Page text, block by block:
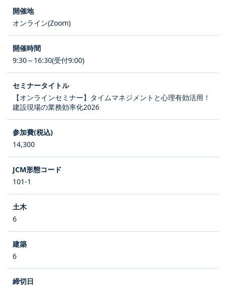
オンライン(Zoom)
9:30～16:30(受付9:00)
【オンラインセミナー】タイムマネジメントと心理有効活用！
建設現場の業務効率化2026
14,300
101-1
6
6